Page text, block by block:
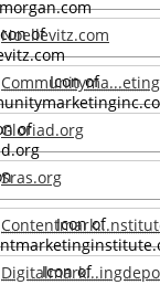
Noellevitz.com
Gloriad.org
Sras.org